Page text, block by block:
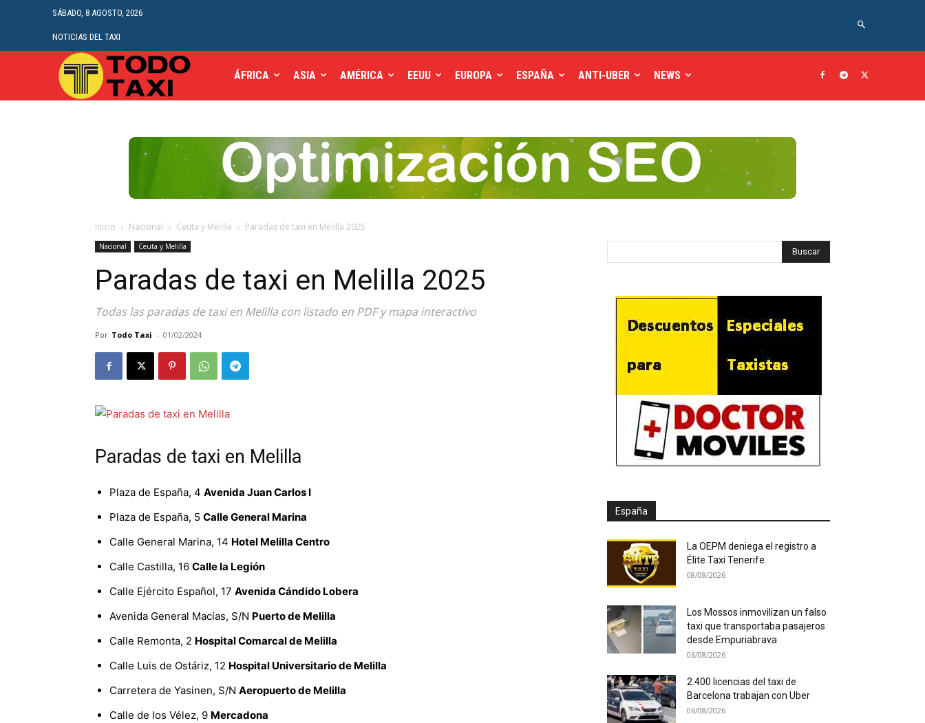
SÁBADO, 8 AGOSTO, 2026
NOTICIAS DEL TAXI
ÁFRICA ASIA AMÉRICA EEUU EUROPA ESPAÑA ANTI-UBER NEWS
Inicio Nacional Ceuta y Melilla Paradas de taxi en Melilla 2025
Nacional Ceuta y Melilla
Paradas de taxi en Melilla 2025
Todas las paradas de taxi en Melilla con listado en PDF y mapa interactivo
Por Todo Taxi - 01/02/2024
Paradas de taxi en Melilla
Plaza de España, 4 Avenida Juan Carlos I
Plaza de España, 5 Calle General Marina
Calle General Marina, 14 Hotel Melilla Centro
Calle Castilla, 16 Calle la Legión
Calle Ejército Español, 17 Avenida Cándido Lobera
Avenida General Macías, S/N Puerto de Melilla
Calle Remonta, 2 Hospital Comarcal de Melilla
Calle Luis de Ostáriz, 12 Hospital Universitario de Melilla
Carretera de Yasinen, S/N Aeropuerto de Melilla
Calle de los Vélez, 9 Mercadona
España
La OEPM deniega el registro a
Élite Taxi Tenerife
08/08/2026
Los Mossos inmovilizan un falso
taxi que transportaba pasajeros
desde Empuriabrava
06/08/2026
2.400 licencias del taxi de
Barcelona trabajan con Uber
06/08/2026